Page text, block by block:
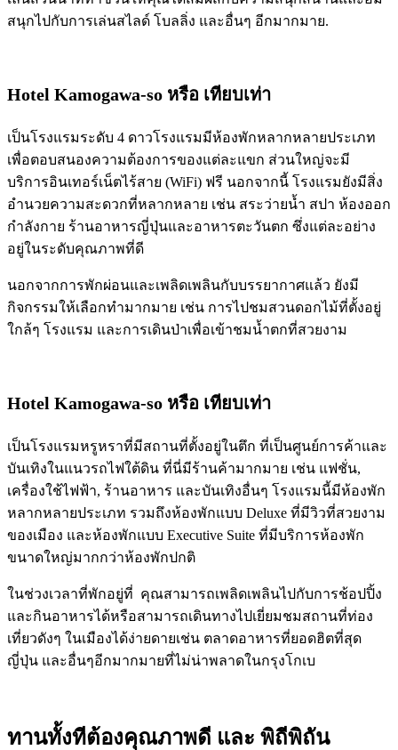
สนุกไปกับการเล่นสไลด์ โบลลิ่ง และอื่นๆ อีกมากมาย.
Hotel Kamogawa-so หรือ เทียบเท่า
เป็นโรงแรมระดับ 4 ดาวโรงแรมมีห้องพักหลากหลายประเภท
เพื่อตอบสนองความต้องการของแต่ละแขก ส่วนใหญ่จะมี
บริการอินเทอร์เน็ตไร้สาย (WiFi) ฟรี นอกจากนี้ โรงแรมยังมีสิ่ง
อำนวยความสะดวกที่หลากหลาย เช่น สระว่ายน้ำ สปา ห้องออก
กำลังกาย ร้านอาหารญี่ปุ่นและอาหารตะวันตก ซึ่งแต่ละอย่าง
อยู่ในระดับคุณภาพที่ดี
นอกจากการพักผ่อนและเพลิดเพลินกับบรรยากาศแล้ว ยังมี
กิจกรรมให้เลือกทำมากมาย เช่น การไปชมสวนดอกไม้ที่ตั้งอยู่
ใกล้ๆ โรงแรม และการเดินป่าเพื่อเข้าชมน้ำตกที่สวยงาม
Hotel Kamogawa-so หรือ เทียบเท่า
เป็นโรงแรมหรูหราที่มีสถานที่ตั้งอยู่ในตึก ที่เป็นศูนย์การค้าและ
บันเทิงในแนวรถไฟใต้ดิน ที่นี่มีร้านค้ามากมาย เช่น แฟชั่น,
เครื่องใช้ไฟฟ้า, ร้านอาหาร และบันเทิงอื่นๆ โรงแรมนี้มีห้องพัก
หลากหลายประเภท รวมถึงห้องพักแบบ Deluxe ที่มีวิวที่สวยงาม
ของเมือง และห้องพักแบบ Executive Suite ที่มีบริการห้องพัก
ขนาดใหญ่มากกว่าห้องพักปกติ
ในช่วงเวลาที่พักอยู่ที่ คุณสามารถเพลิดเพลินไปกับการช้อปปิ้ง
และกินอาหารได้หรือสามารถเดินทางไปเยี่ยมชมสถานที่ท่อง
เที่ยวดังๆ ในเมืองได้ง่ายดายเช่น ตลาดอาหารที่ยอดฮิตที่สุด
ญี่ปุ่น และอื่นๆอีกมากมายที่ไม่น่าพลาดในกรุงโกเบ
ทานทั้งทีต้องคุณภาพดี และ พิถีพิถัน